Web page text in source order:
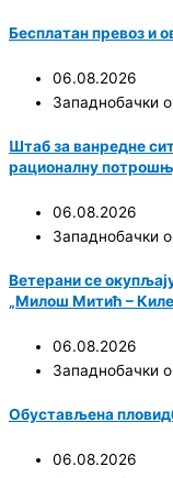
Бесплатан превоз и
06.08.2026
Западнобачки
Штаб за ванредне
рационалну
06.08.2026
Западнобачки
Ветерани се
„Милош Митић –
06.08.2026
Западнобачки
Обустављена
06.08.2026